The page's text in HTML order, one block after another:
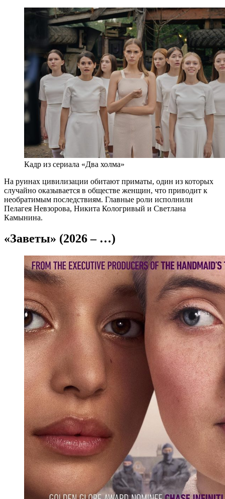
Кадр из сериала «Два холма»
На руинах цивилизации обитают приматы, один из которых
случайно оказывается в обществе женщин, что приводит к
необратимым последствиям. Главные роли исполнили
Пелагея Невзорова, Никита Кологривый и Светлана
Камынина.
«Заветы» (2026 – …)